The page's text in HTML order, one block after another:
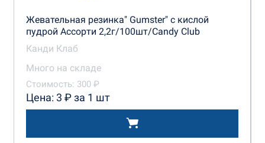
Жевательная резинка" Gumster" с кислой
пудрой Ассорти 2,2г/100шт/Candy Club
Канди Клаб
Много на складе
Стоимость: 300 ₽
Цена: 3 ₽ за 1 шт